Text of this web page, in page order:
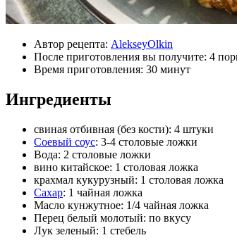
Автор рецепта: AlekseyOlkin
После приготовления вы получите: 4
Время приготовления: 30 минут
Ингредиенты
свиная отбивная (без кости): 4 штуки
Соевый соус: 3-4 столовые ложки
Вода: 2 столовые ложки
вино китайское: 1 столовая ложка
крахмал кукурузный: 1 столовая ложка
Сахар: 1 чайная ложка
Масло кунжутное: 1/4 чайная ложка
Перец белый молотый: по вкусу
Лук зеленый: 1 стебель